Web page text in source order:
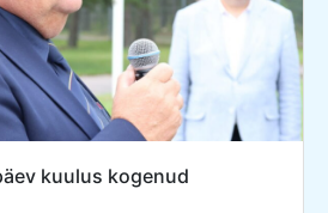
kuulus kogenud